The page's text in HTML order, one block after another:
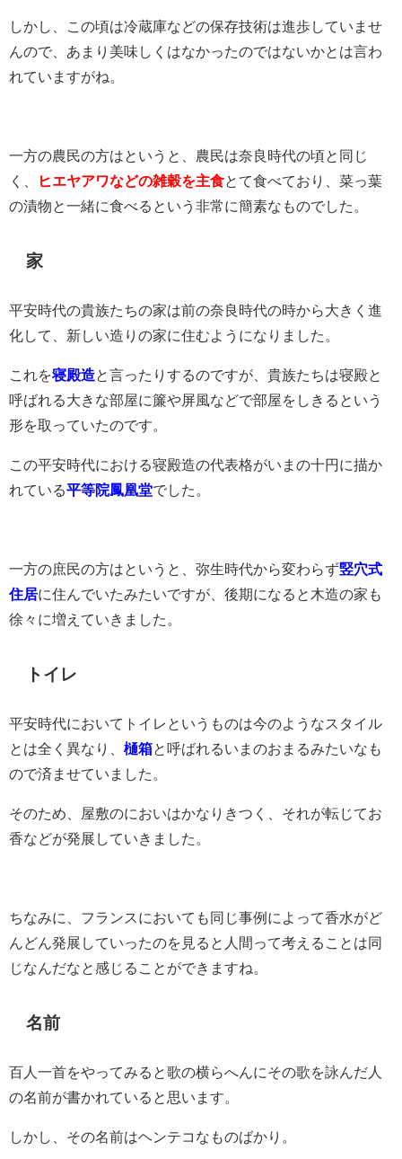
しかし、この頃は冷蔵庫などの保存技術は進歩していませ
んので、あまり美味しくはなかったのではないかとは言わ
れていますがね。
一方の農民の方はというと、農民は奈良時代の頃と同じ
く、
ヒエヤアワなどの雑穀を主食とて食べており、菜っ葉
の漬物と一緒に食べるという非常に簡素なものでした。
家
平安時代の貴族たちの家は前の奈良時代の時から大きく進
化して、新しい造りの家に住むようになりました。
これを寝殿造と言ったりするのですが、貴族たちは寝殿と
呼ばれる大きな部屋に簾や屏風などで部屋をしきるという
形を取っていたのです。
この平安時代における寝殿造の代表格がいまの十円に描か
れている平等院鳳凰堂でした。
一方の庶民の方はというと、弥生時代から変わらず竪穴式
住居に住んでいたみたいですが、後期になると木造の家も
徐々に増えていきました。
トイレ
平安時代においてトイレというものは今のようなスタイル
とは全く異なり、 樋箱と呼ばれるいまのおまるみたいなも
ので済ませていました。
そのため、屋敷のにおいはかなりきつく、それが転じてお
香などが発展していきました。
ちなみに、フランスにおいても同じ事例によって香水がど
んどん発展していったのを見ると人間って考えることは同
じなんだなと感じることができますね。
名前
百人一首をやってみると歌の横らへんにその歌を詠んだ人
の名前が書かれていると思います。
しかし、その名前はヘンテコなものばかり。